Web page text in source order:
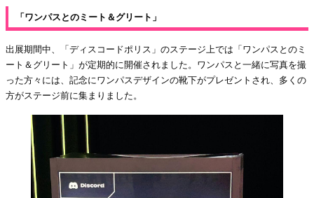
「ワンパスとのミート＆グリート」
出展期間中、「ディスコードポリス」のステージ上では「ワンパスとのミ
ート＆グリート」が定期的に開催されました。ワンパスと一緒に写真を撮
った方々には、記念にワンパスデザインの靴下がプレゼントされ、多くの
方がステージ前に集まりました。